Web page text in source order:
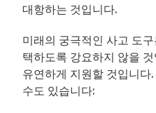
대항하는 것입니다.
미래의 궁극적인 사고 도
택하도록 강요하지 않을
유연하게 지원할 것입니다
수도 있습니다: